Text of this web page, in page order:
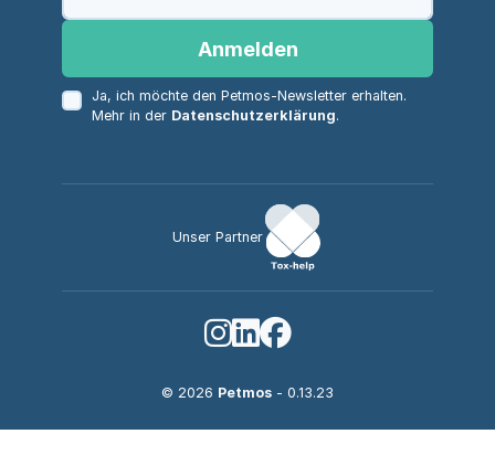
Anmelden
Ja, ich möchte den Petmos-Newsletter erhalten.
Mehr in der Datenschutzerklärung.
Unser Partner
© 2026 Petmos - 0.13.23